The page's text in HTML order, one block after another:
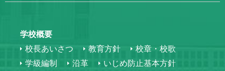
学校概要
校長あいさつ
教育方針
校章・校歌
学級編制
沿革
いじめ防止基本方針